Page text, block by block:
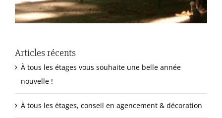
Articles récents
À tous les étages vous souhaite une belle année
nouvelle !
À tous les étages, conseil en agencement & décoration